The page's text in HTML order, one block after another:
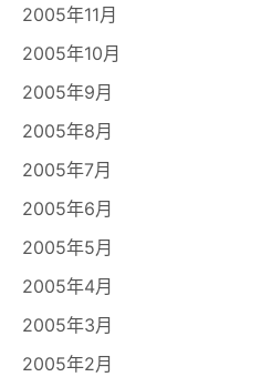
2005年11月
2005年10月
2005年9月
2005年8月
2005年7月
2005年6月
2005年5月
2005年4月
2005年3月
2005年2月